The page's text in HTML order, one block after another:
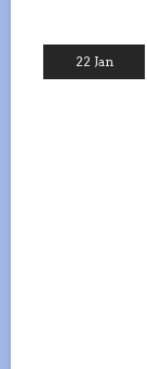
22 Jan